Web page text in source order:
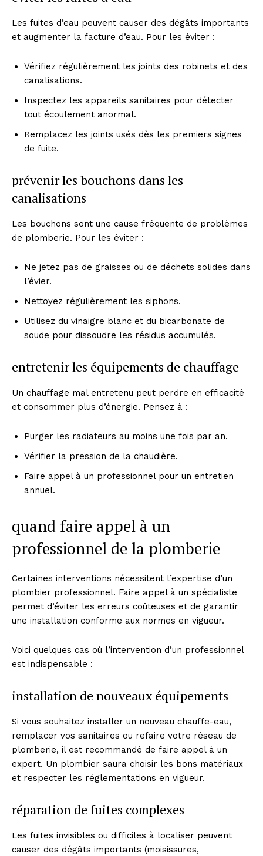
Les fuites d’eau peuvent causer des dégâts importants
et augmenter la facture d’eau. Pour les éviter :
Vérifiez régulièrement les joints des robinets et des
canalisations.
Inspectez les appareils sanitaires pour détecter
tout écoulement anormal.
Remplacez les joints usés dès les premiers signes
de fuite.
prévenir les bouchons dans les
canalisations
Les bouchons sont une cause fréquente de problèmes
de plomberie. Pour les éviter :
Ne jetez pas de graisses ou de déchets solides dans
l’évier.
Nettoyez régulièrement les siphons.
Utilisez du vinaigre blanc et du bicarbonate de
soude pour dissoudre les résidus accumulés.
entretenir les équipements de chauffage
Un chauffage mal entretenu peut perdre en efficacité
et consommer plus d’énergie. Pensez à :
Purger les radiateurs au moins une fois par an.
Vérifier la pression de la chaudière.
Faire appel à un professionnel pour un entretien
annuel.
quand faire appel à un
professionnel de la plomberie
Certaines interventions nécessitent l’expertise d’un
plombier professionnel. Faire appel à un spécialiste
permet d’éviter les erreurs coûteuses et de garantir
une installation conforme aux normes en vigueur.
Voici quelques cas où l’intervention d’un professionnel
est indispensable :
installation de nouveaux équipements
Si vous souhaitez installer un nouveau chauffe-eau,
remplacer vos sanitaires ou refaire votre réseau de
plomberie, il est recommandé de faire appel à un
expert. Un plombier saura choisir les bons matériaux
et respecter les réglementations en vigueur.
réparation de fuites complexes
Les fuites invisibles ou difficiles à localiser peuvent
causer des dégâts importants (moisissures,